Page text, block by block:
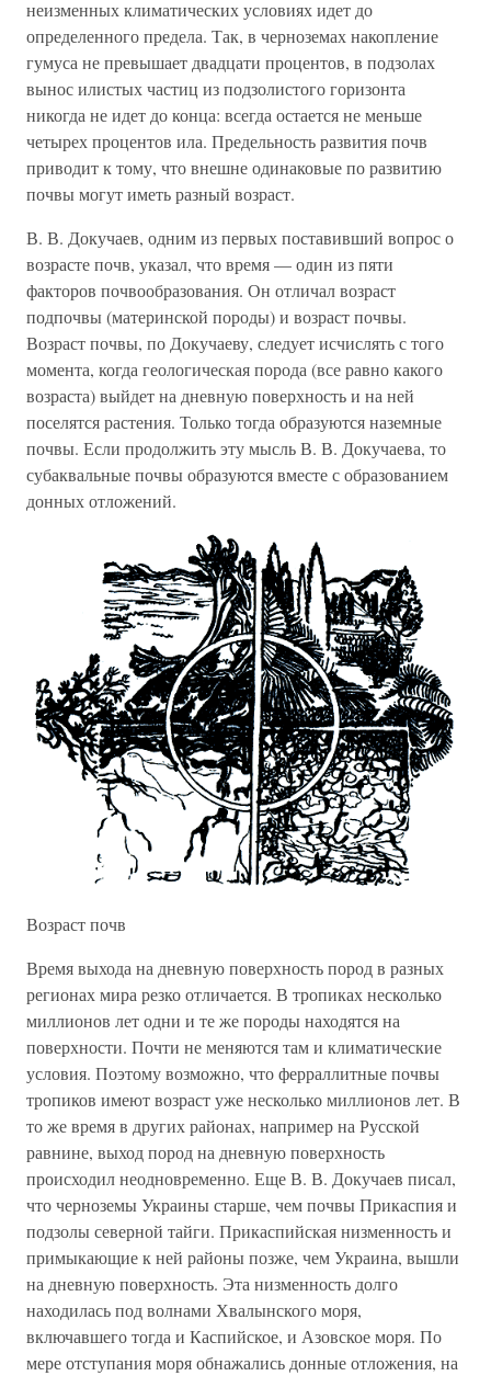
неизменных климатических условиях идет до
определенного предела. Так, в черноземах накопление
гумуса не превышает двадцати процентов, в подзолах
вынос илистых частиц из подзолистого горизонта
никогда не идет до конца: всегда остается не меньше
четырех процентов ила. Предельность развития почв
приводит к тому, что внешне одинаковые по развитию
почвы могут иметь разный возраст.
В. В. Докучаев, одним из первых поставивший вопрос о
возрасте почв, указал, что время — один из пяти
факторов почвообразования. Он отличал возраст
подпочвы (материнской породы) и возраст почвы.
Возраст почвы, по Докучаеву, следует исчислять с того
момента, когда геологическая порода (все равно какого
возраста) выйдет на дневную поверхность и на ней
поселятся растения. Только тогда образуются наземные
почвы. Если продолжить эту мысль В. В. Докучаева, то
субаквальные почвы образуются вместе с образованием
донных отложений.
Возраст почв
Время выхода на дневную поверхность пород в разных
регионах мира резко отличается. В тропиках несколько
миллионов лет одни и те же породы находятся на
поверхности. Почти не меняются там и климатические
условия. Поэтому возможно, что ферраллитные почвы
тропиков имеют возраст уже несколько миллионов лет. В
то же время в других районах, например на Русской
равнине, выход пород на дневную поверхность
происходил неодновременно. Еще В. В. Докучаев писал,
что черноземы Украины старше, чем почвы Прикаспия и
подзолы северной тайги. Прикаспийская низменность и
примыкающие к ней районы позже, чем Украина, вышли
на дневную поверхность. Эта низменность долго
находилась под волнами Хвалынского моря,
включавшего тогда и Каспийское, и Азовское моря. По
мере отступания моря обнажались донные отложения, на